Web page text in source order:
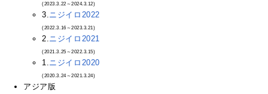
(2023.3.22～2024.3.12)
3. ニジイロ2022
(2022.3.16～2023.3.21)
2. ニジイロ2021
(2021.3.25～2022.3.15)
1. ニジイロ2020
(2020.3.24～2021.3.24)
アジア版